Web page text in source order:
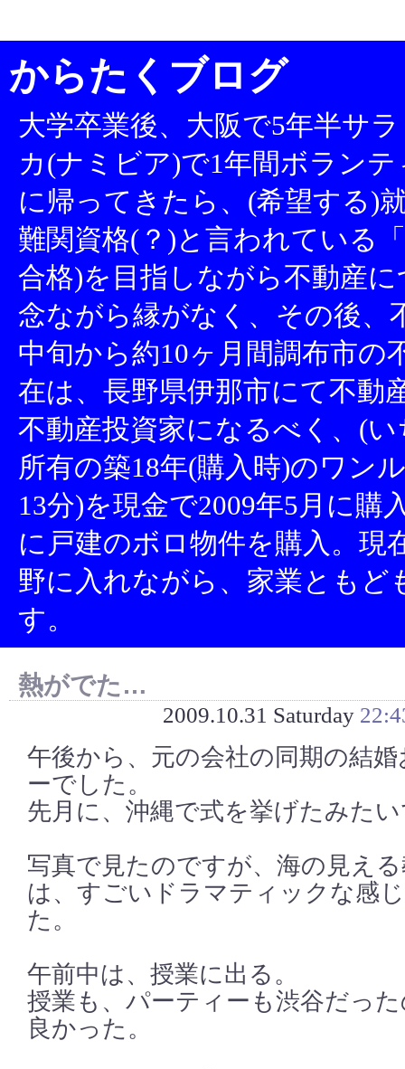
からたくブログ
大学卒業後、大阪で5年半サ
カ(ナミビア)で1年間ボラン
に帰ってきたら、(希望する)
難関資格(？)と言われている
合格)を目指しながら不動産
念ながら縁がなく、その後、
中旬から約10ヶ月間調布市の
在は、長野県伊那市にて不動
不動産投資家になるべく、(
所有の築18年(購入時)のワン
13分)を現金で2009年5月に購
に戸建のボロ物件を購入。現
野に入れながら、家業とも
す。
熱がでた…
2009.10.31 Saturday
午後から、元の会社の同期の結
ーでした。
先月に、沖縄で式を挙げたみた
写真で見たのですが、海の見え
は、すごいドラマティックな感
た。
午前中は、授業に出る。
授業も、パーティーも渋谷だっ
良かった。